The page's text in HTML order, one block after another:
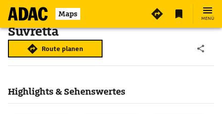
Maps MENÜ
Suvretta
Route planen
Highlights & Sehenswertes